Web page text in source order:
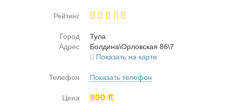
Рейтинг
Город
Ту­ла
Адрес
Бол­ди­на\Орловская 86\7
Показать на карте
Телефон Показать телефон
Цена 800 ₶